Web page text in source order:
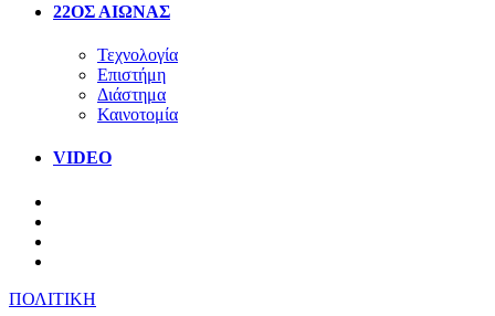
22ΟΣ ΑΙΩΝΑΣ
Τεχνολογία
Επιστήμη
Διάστημα
Καινοτομία
VIDEO
ΠΟΛΙΤΙΚΗ